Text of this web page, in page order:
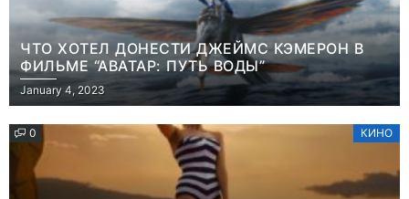
ЧТО ХОТЕЛ ДОНЕСТИ ДЖЕЙМС КЭМЕРОН В
ФИЛЬМЕ “АВАТАР: ПУТЬ ВОДЫ”
January 4, 2023
0 КИНО